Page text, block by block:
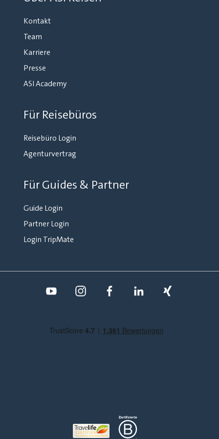
Kontakt
Team
Karriere
Presse
ASI Academy
Für Reisebüros
Reisebüro Login
Agenturvertrag
Für Guides & Partner
Guide Login
Partner Login
Login TripMate